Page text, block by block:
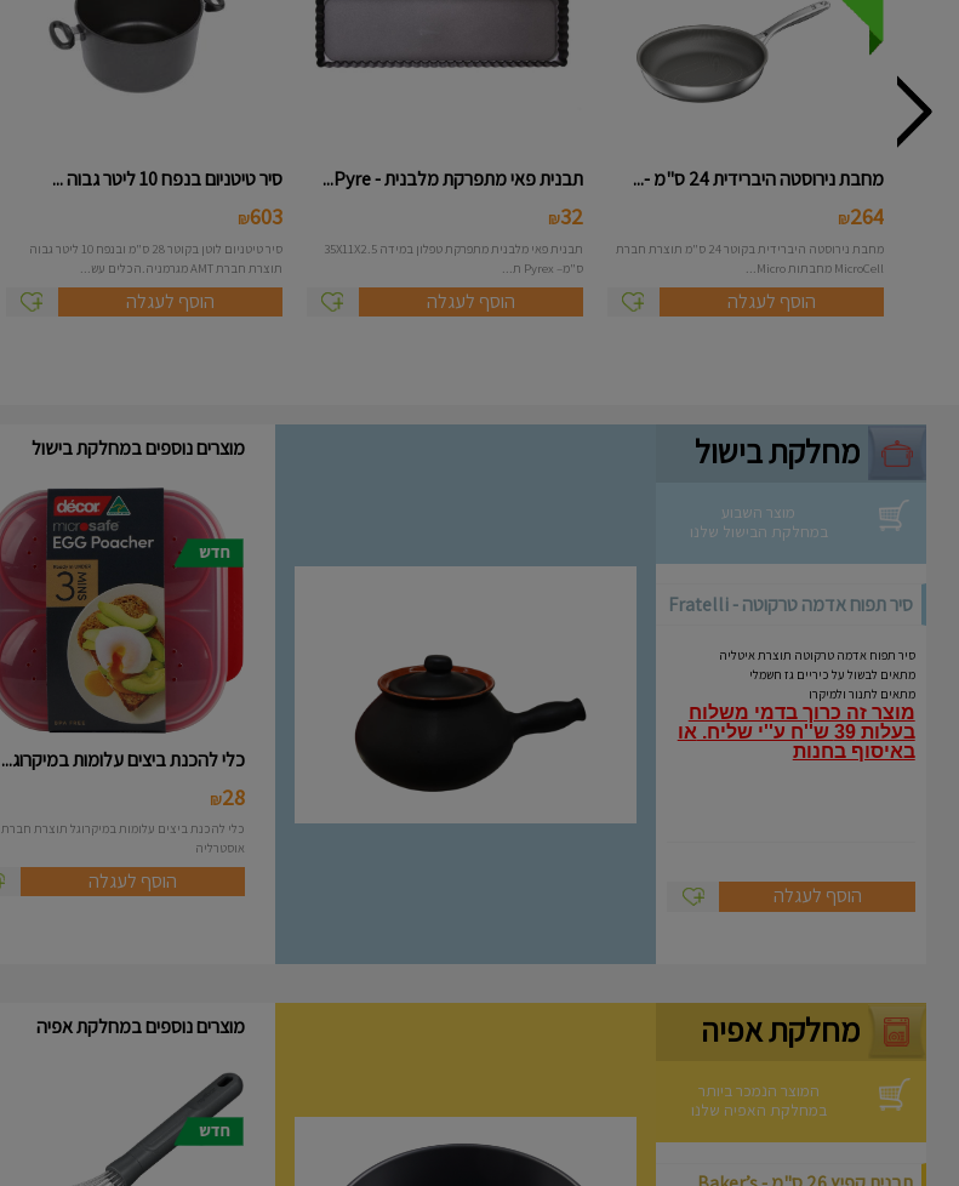
מחבת נירוסטה היברידית 24 ס"מ -...
264
₪
מחבת נירוסטה היברידית בקוטר 24 ס"מ תוצרת חברת
MicroCell מחבתות Micro...
הוסף לעגלה
תבנית פאי מתפרקת מלבנית - Pyre...
32
₪
תבנית פאי מלבנית מתפרקת טפלון במידה 35X11X2.5
ס"מ– Pyrex ת...
הוסף לעגלה
סיר טיטניום בנפח 10 ליטר גבוה ...
603
₪
סיר טיטניום לוטן בקוטר 28 ס"מ ובנפח 10 ליטר גבוה
תוצרת חברת AMT מגרמניה.הכלים עש...
הוסף לעגלה
מחלקת בישול
מוצר השבוע
במחלקת הבישול שלנו
סיר תפוח אדמה טרקוטה - Fratelli
סיר תפוח אדמה טרקוטה תוצרת איטליה
מתאים לבשול על כיריים גז חשמלי
מתאים לתנור ולמיקרו
מוצר זה כרוך בדמי משלוח
בעלות 39 ש''ח ע''י שליח.
או
באיסוף בחנות
הוסף לעגלה
מוצרים נוספים במחלקת בישול
כלי להכנת ביצים עלומות במיקרוג...
28
₪
אוסטרליה
הוסף לעגלה
מחלקת אפיה
המוצר הנמכר ביותר
במחלקת האפיה שלנו
מוצרים נוספים במחלקת אפיה